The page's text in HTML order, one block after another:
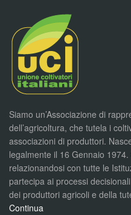
Siamo un’Associazione di
dell’agricoltura, che tutela i
associazioni di produttori.
legalmente il 16 Gennaio
relazionandosi con tutte le
partecipa ai processi
dei produttori agricoli e della
Continua